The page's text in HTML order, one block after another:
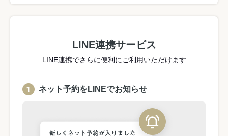
LINE連携サービス
LINE連携でさらに便利にご利用いただけます
ネット予約をLINEでお知らせ